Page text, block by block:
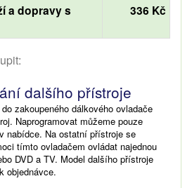
a dopravy s
336 Kč
dalšího přístroje
zakoupeného dálkového ovladače
Naprogramovat můžeme pouze
nabídce. Na ostatní přístroje se
tímto ovladačem ovládat najednou
DVD a TV. Model dalšího přístroje
objednávce.